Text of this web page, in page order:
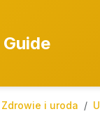
Zdrowie i uroda